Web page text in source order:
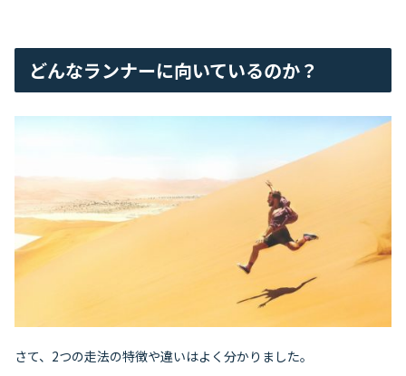
どんなランナーに向いているのか？
さて、2つの走法の特徴や違いはよく分かりました。